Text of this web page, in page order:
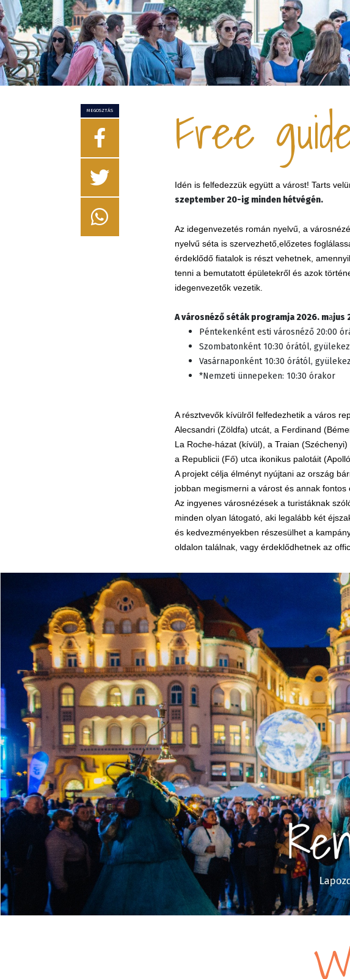
MEGOSZTÁS Free
Idén is felfedezzük együtt a várost! Tarts
szeptember 20-ig minden hétvégén.
Az idegenvezetés román nyelvű, a
nyelvű séta is szervezhető,előzetes foglá
érdeklődő fiatalok is részt vehetnek,
tenni a bemutatott épületekről és azok
idegenvezetők vezetik.
A városnéző séták programja 2026. majus
Péntekenként esti városnéző20:00
Szombatonként 10:30 órától,
Vasárnaponként 10:30 órától,
*Nemzeti ünnepeken: 10:30 órakor
A résztvevők kívülről felfedezhetik a város
Alecsandri (Zöldfa) utcát, a Ferdinand
La Roche-házat (kívül), a Traian
a Republicii (Fő) utca ikonikus palotáit
A projekt célja élményt nyújtani az ország
jobban megismerni a várost és annak fontos
Az ingyenes városnézések a turistáknak
minden olyan látogató, aki legalább két
és kedvezményekben részesülhet a
oldalon találnak, vagy érdeklődhetnek az